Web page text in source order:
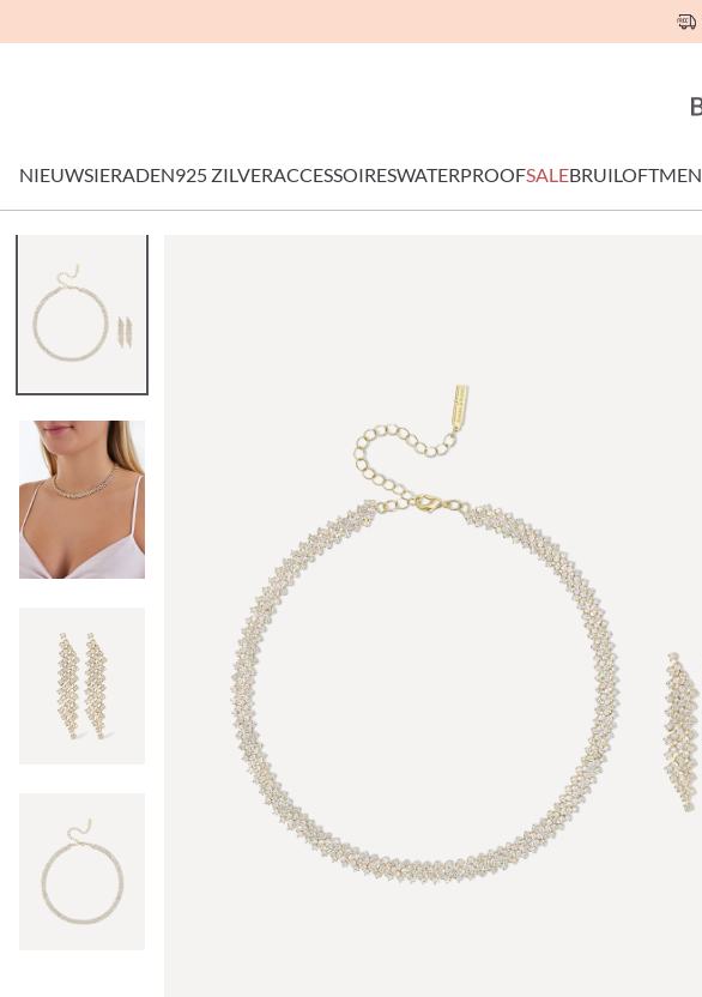
NIEUWSIERADEN925 ZILVERACCESSOIRESWATERPROOFSALEBRUILOFTMEN